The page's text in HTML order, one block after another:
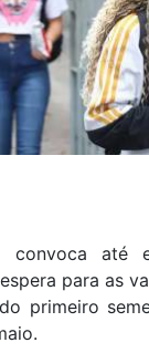
convoca até
para as
primeiro